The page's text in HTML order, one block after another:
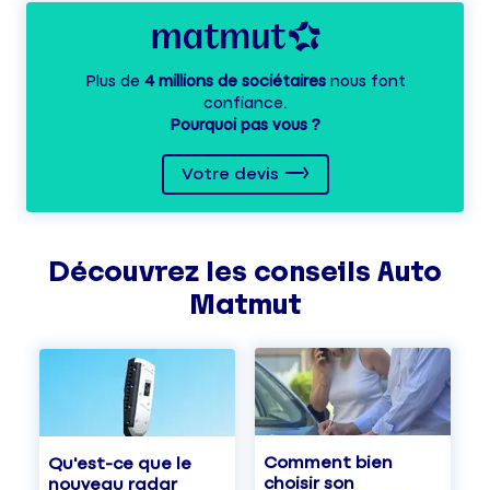
Plus de 4 millions de sociétairesnous font
confiance.
Pourquoi pas vous ?
Votre devis
Découvrez les conseils Auto
Matmut
Qu'est-ce que le
nouveau radar
Comment bien
choisir son